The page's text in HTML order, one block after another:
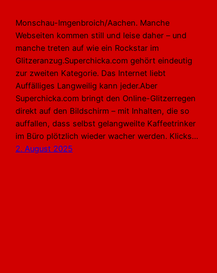
Monschau-Imgenbroich/Aachen. Manche
Webseiten kommen still und leise daher – und
manche treten auf wie ein Rockstar im
Glitzeranzug.Superchicka.com gehört eindeutig
zur zweiten Kategorie. Das Internet liebt
Auffälliges Langweilig kann jeder.Aber
Superchicka.com bringt den Online-Glitzerregen
direkt auf den Bildschirm – mit Inhalten, die so
auffallen, dass selbst gelangweilte Kaffeetrinker
im Büro plötzlich wieder wacher werden. Klicks…
2. August 2025